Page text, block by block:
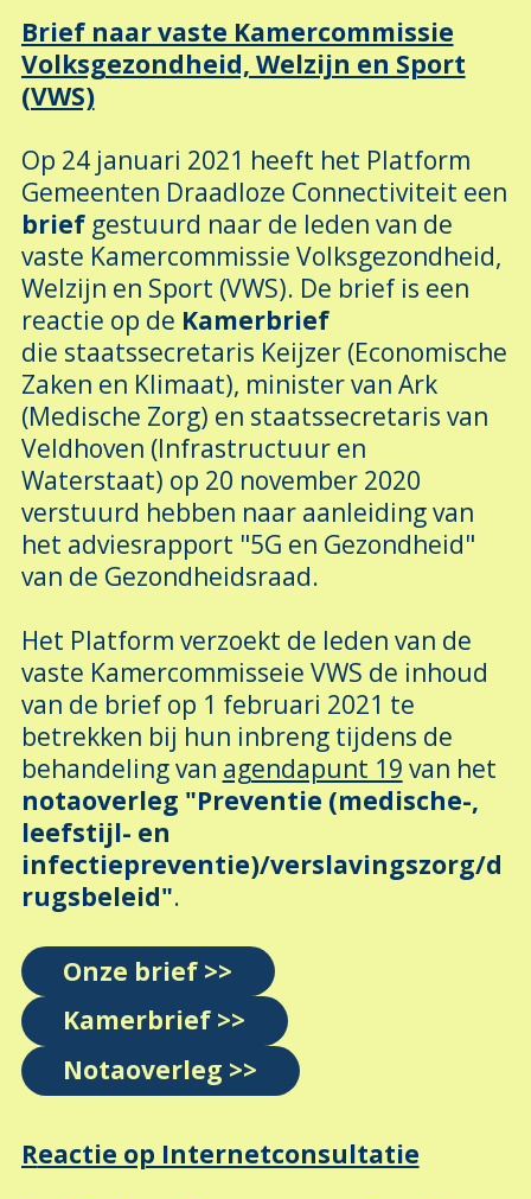
Brief naar vaste Kamercommissie
Volksgezondheid, Welzijn en Sport
(VWS)
Op 24 januari 2021 heeft het Platform
Gemeenten Draadloze Connectiviteit een
briefgestuurd naar de leden van de
vaste Kamercommissie Volksgezondheid,
Welzijn en Sport (VWS). De brief is een
reactie op de Kamerbrief
die staatssecretaris Keijzer (Economische
Zaken en Klimaat), minister van Ark
(Medische Zorg) en staatssecretaris van
Veldhoven (Infrastructuur en
Waterstaat) op 20 november 2020
verstuurd hebben naar aanleiding van
het adviesrapport "5G en Gezondheid"
van de Gezondheidsraad.
Het Platform verzoekt de leden van de
vaste Kamercommisseie VWS de inhoud
van de brief op 1 februari 2021 te
betrekken bij hun inbreng tijdens de
behandeling van agendapunt 19 van het
notaoverleg "Preventie (medische-,
leefstijl- en
infectiepreventie)/verslavingszorg/d
rugsbeleid".
Onze brief >>
Kamerbrief >>
Notaoverleg >>
Reactie op Internetconsultatie